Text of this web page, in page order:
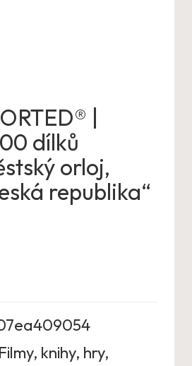
|
dílků
orloj,
republika“
Filmy, knihy, hry,